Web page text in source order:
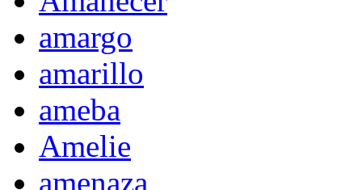
amargo
amarillo
ameba
Amelie
amenaza